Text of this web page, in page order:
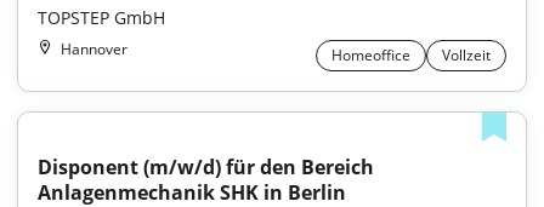
TOPSTEP GmbH
Hannover Homeoffice Vollzeit
Disponent (m/w/d) für den Bereich
Anlagenmechanik SHK in Berlin